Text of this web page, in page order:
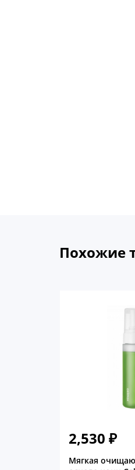
Похожие
2,530 ₽
Мягкая